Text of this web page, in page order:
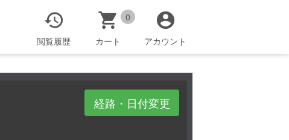

閲覧履歴
0

カート

アカウント
経路・日付変更